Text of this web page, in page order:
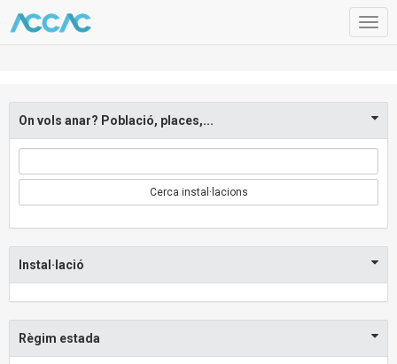
On vols anar? Població, places,...
Cerca instal·lacions
Instal·lació
Règim estada